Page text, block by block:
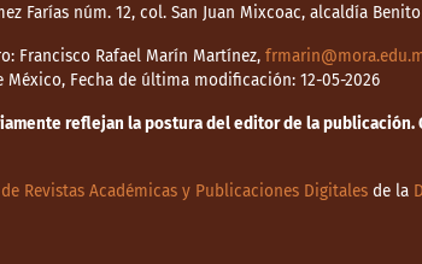
Farías núm. 12, col. San Juan Mixcoac, alcaldía
Francisco Rafael Marín Martínez,
México, Fecha de última modificación: 12-05-2026
reflejan la postura del editor de la
Revistas Académicas y Publicaciones Digitales de la